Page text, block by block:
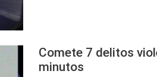
Comete 7 delitos
minutos